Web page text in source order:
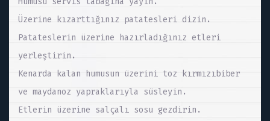
Üzerine kızarttığınız patatesleri dizin.
Patateslerin üzerine hazırladığınız etleri
yerleştirin.
Kenarda kalan humusun üzerini toz kırmızıbiber
ve maydanoz yapraklarıyla süsleyin.
Etlerin üzerine salçalı sosu gezdirin.